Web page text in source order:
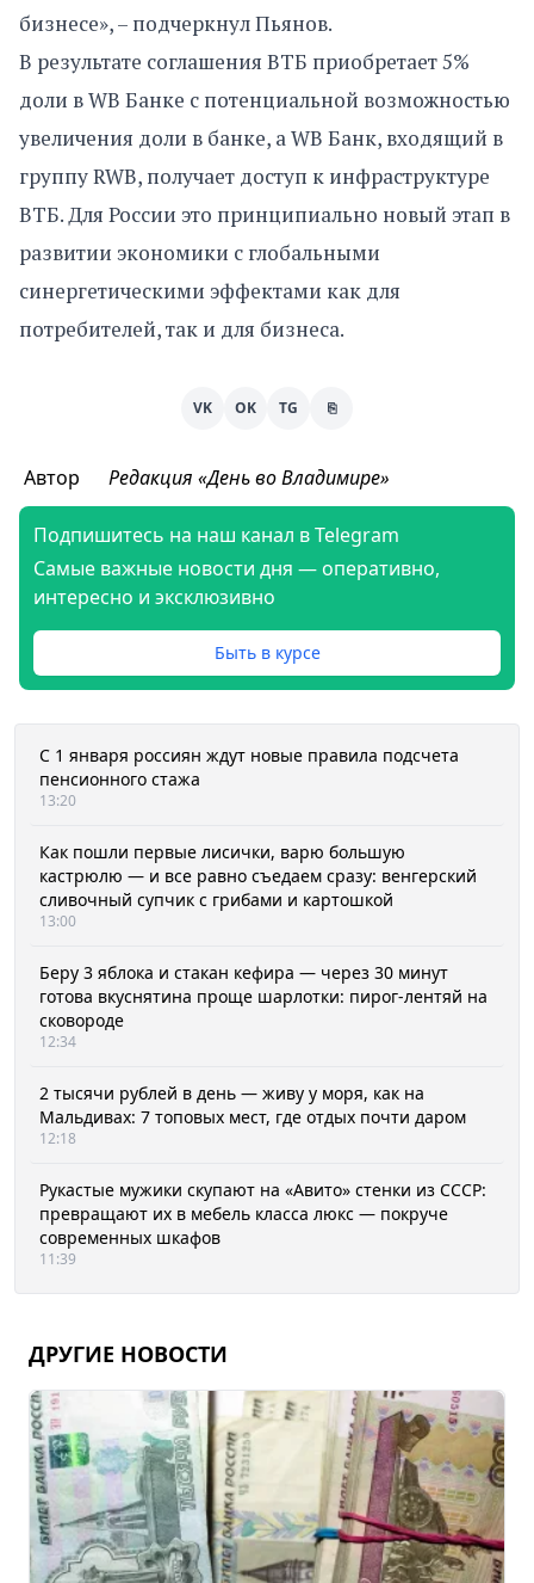
бизнесе», – подчеркнул Пьянов.
В результате соглашения ВТБ приобретает 5%
доли в WB Банке с потенциальной возможностью
увеличения доли в банке, а WB Банк, входящий в
группу RWB, получает доступ к инфраструктуре
ВТБ. Для России это принципиально новый этап в
развитии экономики с глобальными
синергетическими эффектами как для
потребителей, так и для бизнеса.
VK OK TG ⎘
Автор Редакция «День во Владимире»
Подпишитесь на наш канал в Telegram
Самые важные новости дня — оперативно,
интересно и эксклюзивно
Быть в курсе
С 1 января россиян ждут новые правила подсчета
пенсионного стажа
13:20
Как пошли первые лисички, варю большую
кастрюлю — и все равно съедаем сразу: венгерский
сливочный супчик с грибами и картошкой
13:00
Беру 3 яблока и стакан кефира — через 30 минут
готова вкуснятина проще шарлотки: пирог-лентяй на
сковороде
12:34
2 тысячи рублей в день — живу у моря, как на
Мальдивах: 7 топовых мест, где отдых почти даром
12:18
Рукастые мужики скупают на «Авито» стенки из СССР:
превращают их в мебель класса люкс — покруче
современных шкафов
11:39
ДРУГИЕ НОВОСТИ